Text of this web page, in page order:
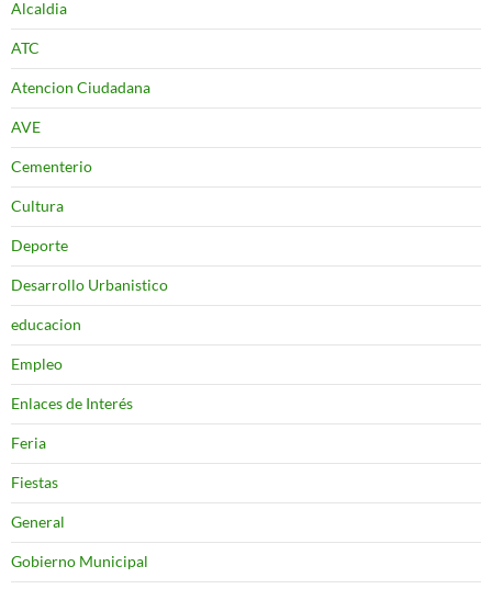
Alcaldia
ATC
Atencion Ciudadana
AVE
Cementerio
Cultura
Deporte
Desarrollo Urbanistico
educacion
Empleo
Enlaces de Interés
Feria
Fiestas
General
Gobierno Municipal